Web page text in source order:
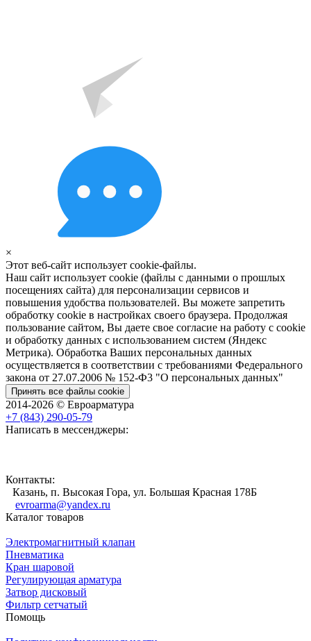
×
Этот веб-сайт использует cookie-файлы.
Наш сайт использует cookie (файлы с данными о прошлых
посещениях сайта) для персонализации сервисов и
повышения удобства пользователей. Вы можете запретить
обработку cookie в настройках своего браузера. Продолжая
пользование сайтом, Вы даете свое согласие на работу с cookie
и обработку данных с использованием систем (Яндекс
Метрика). Обработка Ваших персональных данных
осуществляется в соответствии с требованиями Федерального
закона от 27.07.2006 № 152-Ф3 "О персональных данных"
Принять все файлы cookie
2014-2026 © Евроарматура
+7 (843) 290-05-79
Написать в мессенджеры:
Контакты:
Казань, п. Высокая Гора, ул. Большая Красная 178Б
evroarma@yandex.ru
Каталог товаров
Электромагнитный клапан
Пневматика
Кран шаровой
Регулирующая арматура
Затвор дисковый
Фильтр сетчатый
Помощь